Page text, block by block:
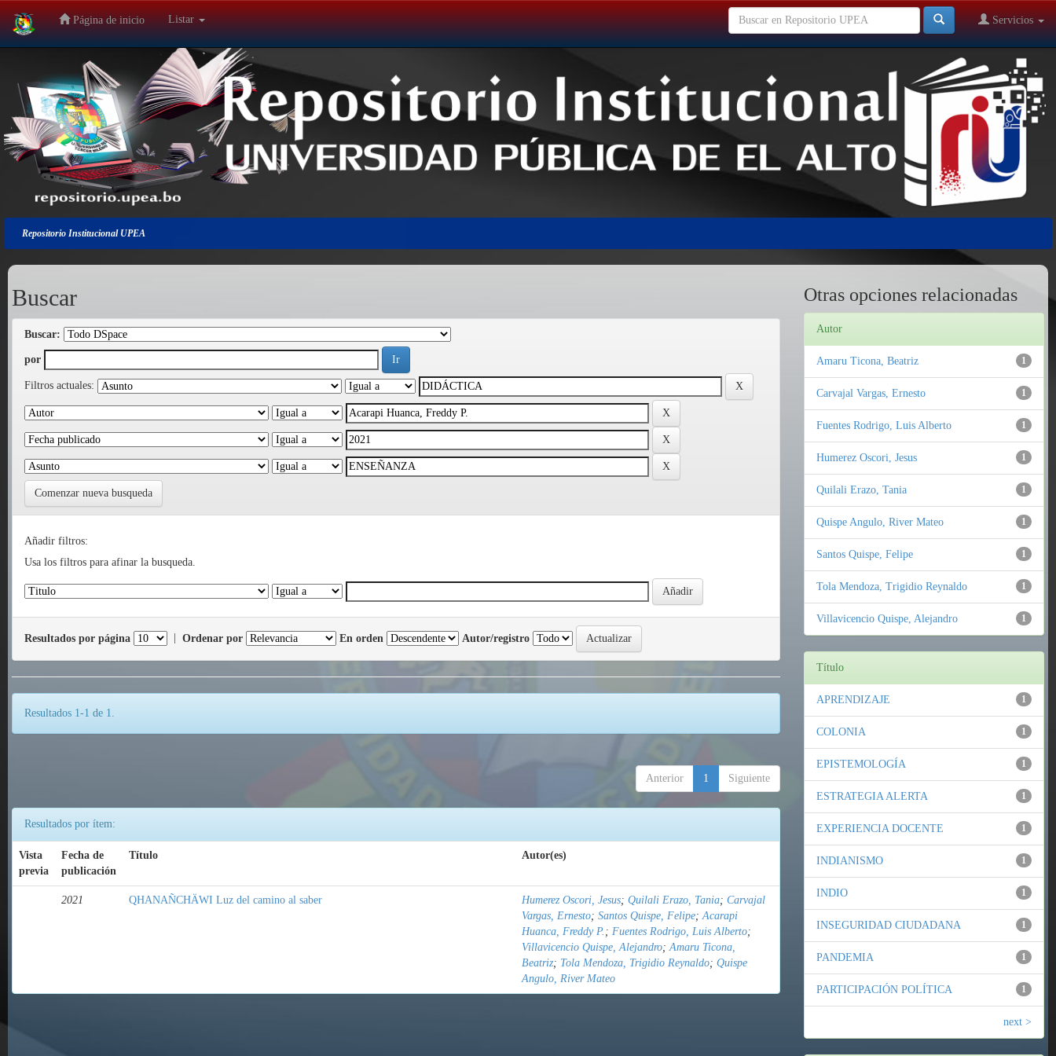
Salir
navegación
Página de inicio Listar Servicios
Repositorio Institucional UPEA
Buscar
Buscar:
por
Filtros actuales:
Comenzar nueva busqueda
Añadir filtros:
Usa los filtros para afinar la busqueda.
Resultados por página Ordenar por En orden Autor/registro
Resultados 1-1 de 1.
Anterior 1 Siguiente
Resultados por ítem:
Vista
previa
Fecha de
publicación
Título Autor(es)
2021 QHANAÑCHÄWI Luz del camino al saber Humerez Oscori, Jesus; Quilali Erazo, Tania; Carvajal
Vargas, Ernesto; Santos Quispe, Felipe;Acarapi
Huanca, Freddy P. ; Fuentes Rodrigo, Luis Alberto;
Villavicencio Quispe, Alejandro;Amaru Ticona,
Beatriz; Tola Mendoza, Trigidio Reynaldo; Quispe
Angulo, River Mateo
Otras opciones relacionadas
Autor
1
Amaru Ticona, Beatriz
1
Carvajal Vargas, Ernesto
1
Fuentes Rodrigo, Luis Alberto
1
Humerez Oscori, Jesus
1
Quilali Erazo, Tania
1
Quispe Angulo, River Mateo
1
Santos Quispe, Felipe
1
Tola Mendoza, Trigidio Reynaldo
1
Villavicencio Quispe, Alejandro
Título
1
APRENDIZAJE
1
COLONIA
1
EPISTEMOLOGÍA
1
ESTRATEGIA ALERTA
1
EXPERIENCIA DOCENTE
1
INDIANISMO
1
INDIO
1
INSEGURIDAD CIUDADANA
1
PANDEMIA
1
PARTICIPACIÓN POLÍTICA
next >